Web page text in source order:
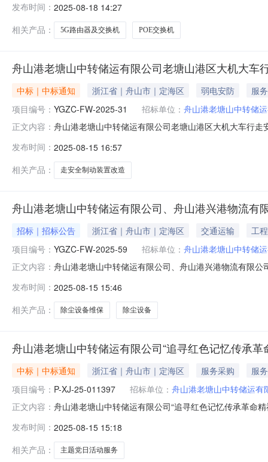
储运有限公司七、采购执行人：叶振宇八、采购标的名
序号采购
发布时间： 2025-08-18 14:27
相关产品：
5G路由器及交换机 POE交换机
舟山港老塘山中转储运有限公司老塘山港区大机大车
中标｜中标通知 浙江省｜舟山市｜定海区 弱电安防
服务
项目编号： YGZC-FW-2025-31 招标单位： 舟山港老塘山中转储
正文内容： 舟山港老塘山中转储运有限公司老塘山港区大机大车行
塘山中转储运有限公司招标代理机构：浙江天诚工程咨
发布时间： 2025-08-15 16:57
相关产品：
走安全制动装置改造
舟山港老塘山中转储运有限公司、舟山港兴港物流
招标｜招标公告 浙江省｜舟山市｜定海区 交通运输
工程
项目编号： YGZC-FW-2025-59 招标单位： 舟山港老塘山中转储
正文内容： 舟山港老塘山中转储运有限公司、舟山港兴港物流有限
度港区除尘设备维保项目（第二次）进行国内公开招标
项目概况1.项目名称：舟
发布时间： 2025-08-15 15:46
相关产品：
除尘设备维保 除尘设备
舟山港老塘山中转储运有限公司“追寻红色记忆传承
中标｜中标通知 浙江省｜舟山市｜定海区 服务采购
服务
项目编号： P-XJ-25-011397 招标单位： 舟山港老塘山中转储运有
正文内容： 舟山港老塘山中转储运有限公司“追寻红色记忆传承革命
有限公司海洋培训分公司六、成交总价：62928.00元七
发布时间： 2025-08-15 15:18
相关产品：
主题党日活动服务